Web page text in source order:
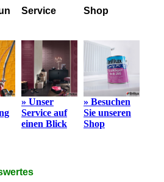
Service Shop
» Unser
Service auf
einen Blick
» Besuchen
Sie unseren
Shop